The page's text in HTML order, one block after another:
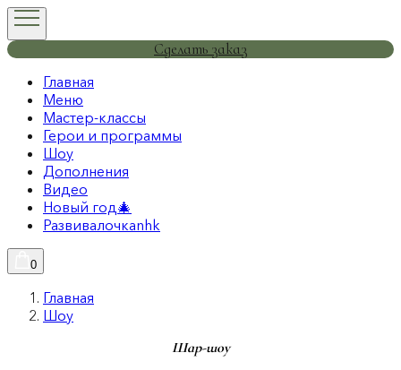
Сделать заказ
Главная
Меню
Мастер-классы
Герои и программы
Шоу
Дополнения
Видео
Новый год🎄
Развивалочкаnhk
0
Главная
Шоу
Шар-шоу